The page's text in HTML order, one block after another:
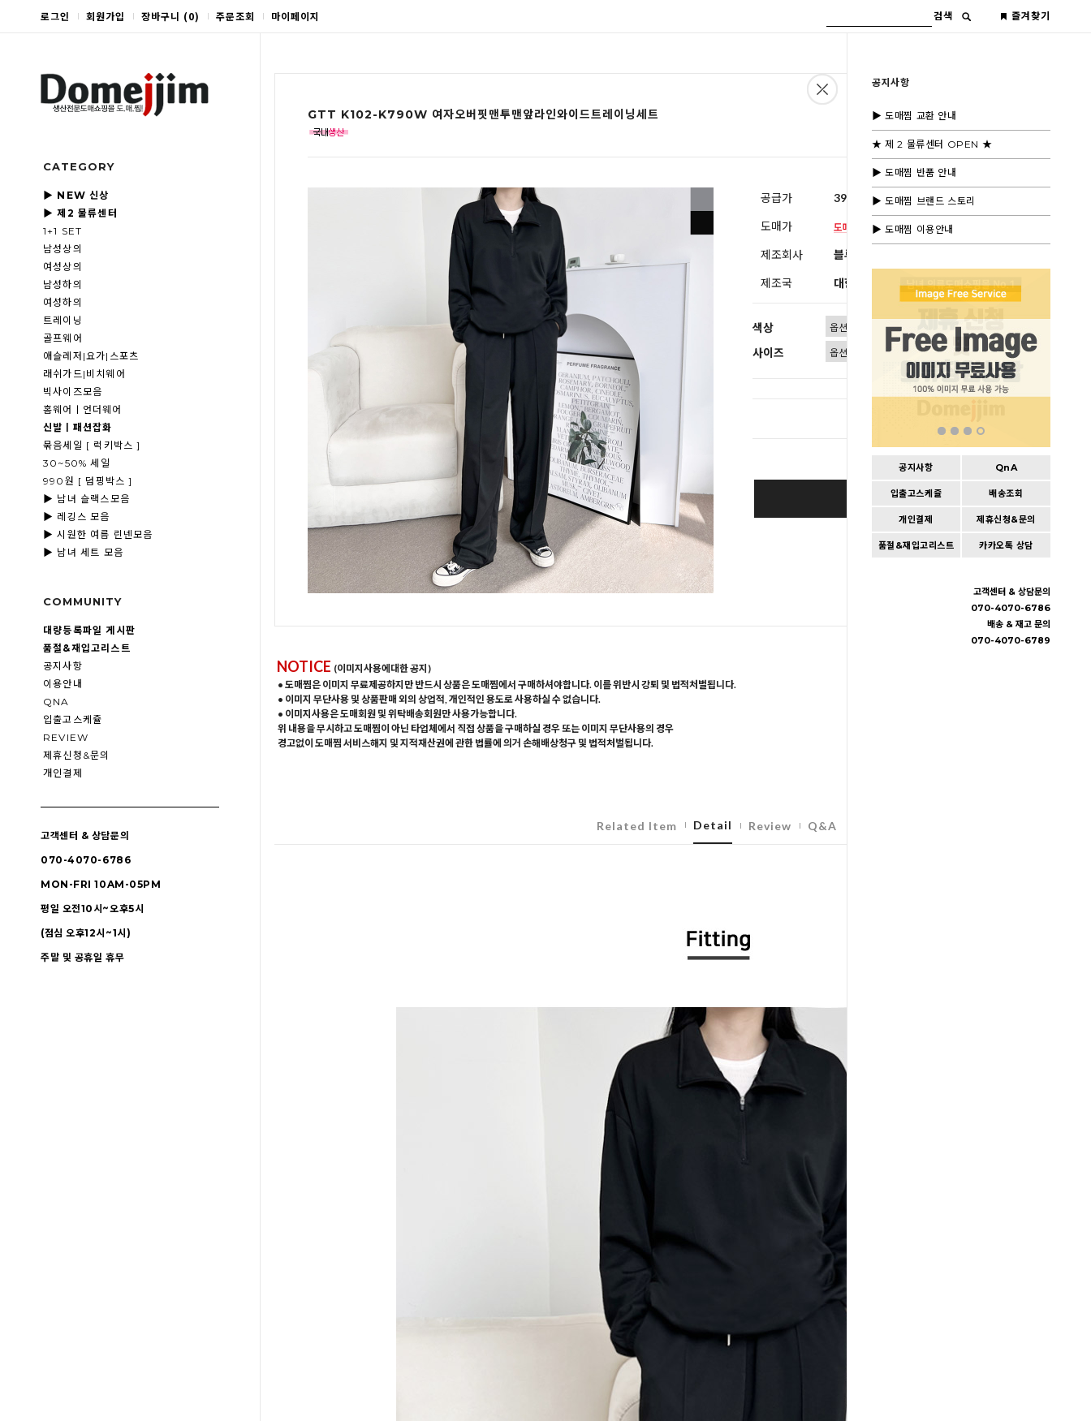
로그인 회원가입 장바구니 (0) 주문조회 마이페이지 검색 즐겨찾기
CATEGORY
▶ NEW 신상
▶ 제2 물류센터
1+1 SET
남성상의
여성상의
남성하의
여성하의
트레이닝
골프웨어
애슬레저|요가|스포츠
래쉬가드|비치웨어
빅사이즈모음
홈웨어ㅣ언더웨어
신발ㅣ패션잡화
묶음세일 [ 럭키박스 ]
30~50% 세일
990원 [ 덤핑박스 ]
▶ 남녀 슬랙스모음
▶ 레깅스 모음
▶ 시원한 여름 린넨모음
▶ 남녀 세트 모음
COMMUNITY
대량등록파일 게시판
품절&재입고리스트
공지사항
이용안내
QNA
입출고스케쥴
REVIEW
제휴신청&문의
개인결제
고객센터 & 상담문의
070-4070-6786
MON-FRI 10AM-05PM
평일 오전10시~오후5시
(점심 오후12시~1시)
주말 및 공휴일 휴무
공지사항
▶ 도매찜 교환 안내
★ 제 2 물류센터 OPEN ★
▶ 도매찜 반품 안내
▶ 도매찜 브랜드 스토리
▶ 도매찜 이용안내
공지사항 QnA
입출고스케쥴 배송조회
개인결제 제휴신청&문의
품절&재입고리스트 카카오톡 상담
고객센터 & 상담문의
070-4070-6786
배송 & 재고 문의
070-4070-6789
GTT K102-K790W 여자오버핏맨투맨앞라인와이드트레이닝세트
공급가 39,600원 (부가세별도)
도매가
제조회사 블루모드제휴사
제조국 대한민국
색상
사이즈
BUY IT NOW
Cart | Wishlist
NOTICE (이미지사용에대한 공지)
• 도매찜은 이미지 무료제공하지만 반드시 상품은 도매찜에서 구매하셔야합니다. 이를 위반시 강퇴 및 법적처벌됩니다.
• 이미지 무단사용 및 상품판매 외의 상업적, 개인적인 용도로 사용하실 수 없습니다.
• 이미지사용은 도매회원 및 위탁배송회원만 사용가능합니다.
위 내용을 무시하고 도매찜이 아닌 타업체에서 직접 상품을 구매하실 경우 또는 이미지 무단사용의 경우
경고없이 도매찜 서비스해지 및 지적재산권에 관한 법률에 의거 손해배상청구 및 법적처벌됩니다.
Related Item Detail Review Q&A